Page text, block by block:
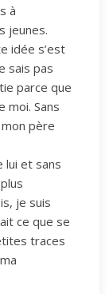
à
jeunes.
idée s’est
sais pas
parce que
moi. Sans
mon père
lui et sans
je suis
ce que se
traces